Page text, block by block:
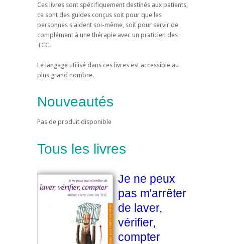
Ces livres sont spécifiquement destinés aux patients,
ce sont des guides conçus soit pour que les
personnes s'aident soi-même, soit pour servir de
complément à une thérapie avec un praticien des
TCC.
Le langage utilisé dans ces livres est accessible au
plus grand nombre.
Nouveautés
Pas de produit disponible
Tous les livres
Je ne peux
pas m'arrêter
de laver,
vérifier,
compter